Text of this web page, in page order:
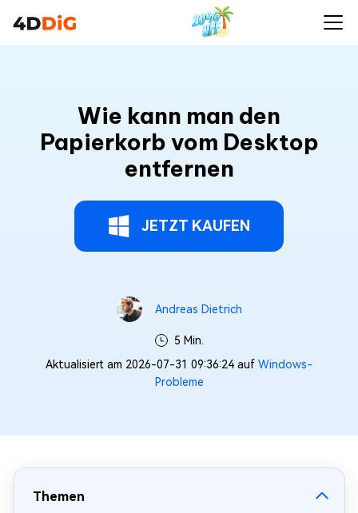
Wie kann man den
Papierkorb vom Desktop
entfernen
JETZT KAUFEN
Andreas Dietrich
5 Min.
Aktualisiert am 2026-07-31 09:36:24 auf Windows-
Probleme
Themen